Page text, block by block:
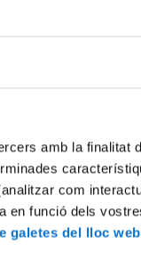
amb la finalitat
com
en funció dels
galetes del lloc
Sobre UBtv